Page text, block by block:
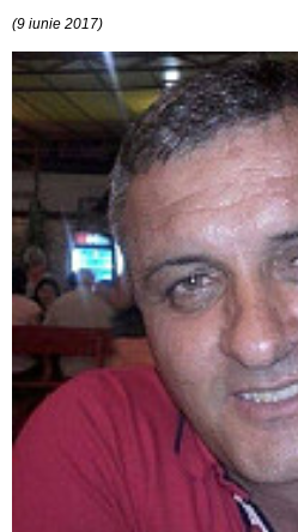
(9 iunie 2017)